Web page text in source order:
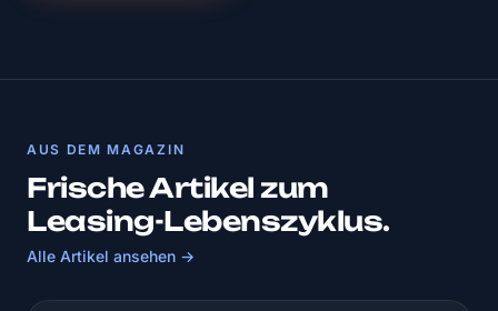
AUS DEM MAGAZIN
Frische Artikel zum
Leasing-Lebenszyklus.
Alle Artikel ansehen →